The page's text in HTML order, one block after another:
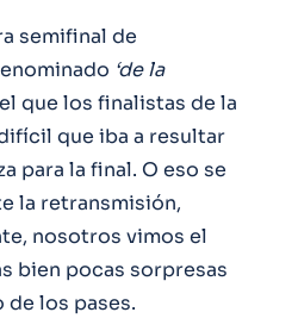
semifinal de
‘de la
que los finalistas de la
que iba a resultar
para la final. O eso se
la retransmisión,
nosotros vimos el
bien pocas sorpresas
de los pases.